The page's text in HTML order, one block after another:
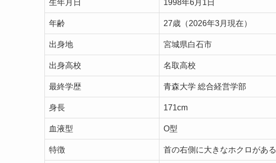
生年月日 1998年6月1日
年齢 27歳（2026年3月現在）
出身地 宮城県白石市
出身高校 名取高校
最終学歴 青森大学 総合経営学部
身長 171cm
血液型 O型
特徴 首の右側に大きなホクロがある